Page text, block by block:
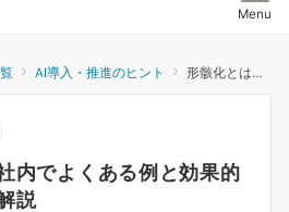
Menu
AI導入・推進のヒント 形骸化とは何か？社内でよくある例と効果的な改善方法を徹底解説
内でよくある例と効果的
説